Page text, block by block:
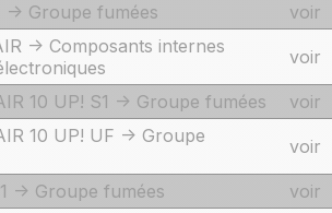
-> Groupe fumées
voir
-> Composants internes
voir
10 UP! S1 -> Groupe fumées
voir
10 UP! UF -> Groupe
voir
-> Groupe fumées
voir